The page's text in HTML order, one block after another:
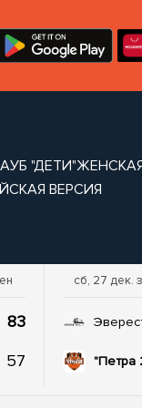
"ДЕТИ"
ВЕРСИЯ
83
57
сб, 27 дек.
"Петра